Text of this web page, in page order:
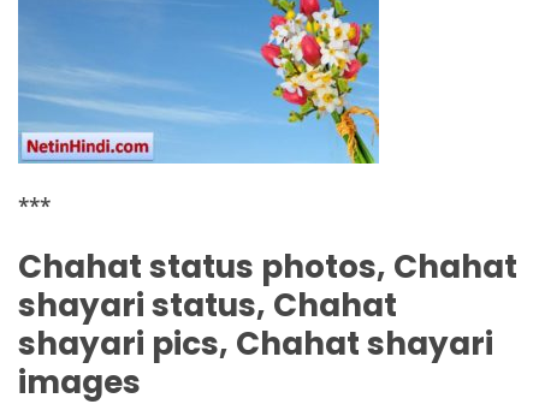
***
Chahat status photos, Chahat
shayari status, Chahat
shayari pics, Chahat shayari
images